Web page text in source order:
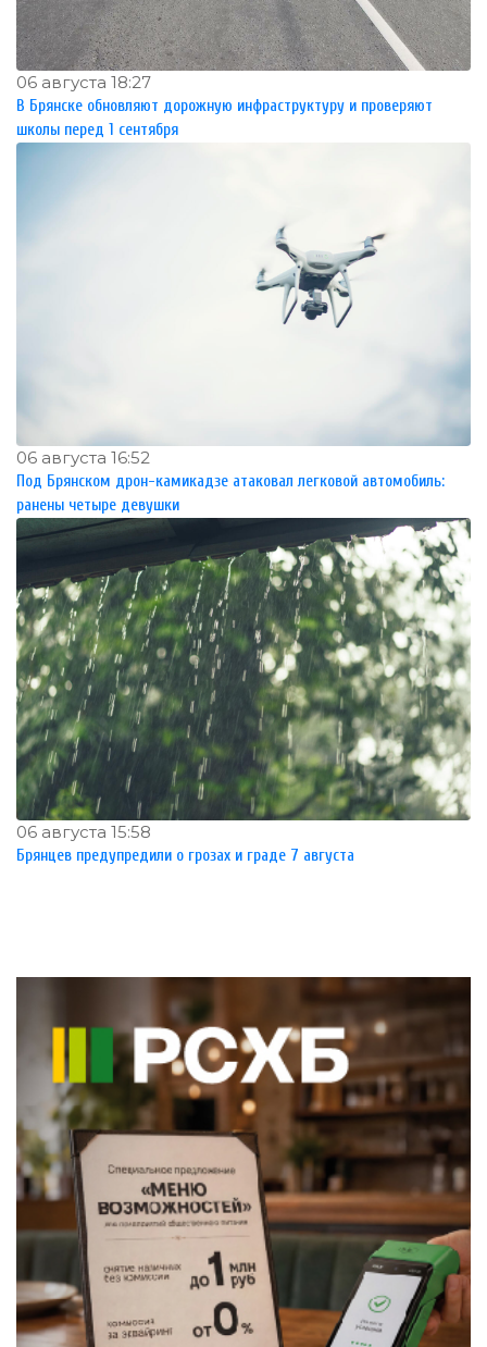
06 августа 18:27
В Брянске обновляют дорожную инфраструктуру и проверяют
школы перед 1 сентября
06 августа 16:52
Под Брянском дрон-камикадзе атаковал легковой автомобиль:
ранены четыре девушки
06 августа 15:58
Брянцев предупредили о грозах и граде 7 августа